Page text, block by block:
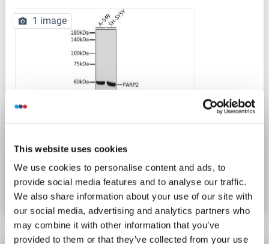
This website uses cookies
We use cookies to personalise content and ads, to
provide social media features and to analyse our traffic.
We also share information about your use of our site with
our social media, advertising and analytics partners who
may combine it with other information that you’ve
provided to them or that they’ve collected from your use
1 image
N° du produit ABIN7269441
Fiche technique Détails